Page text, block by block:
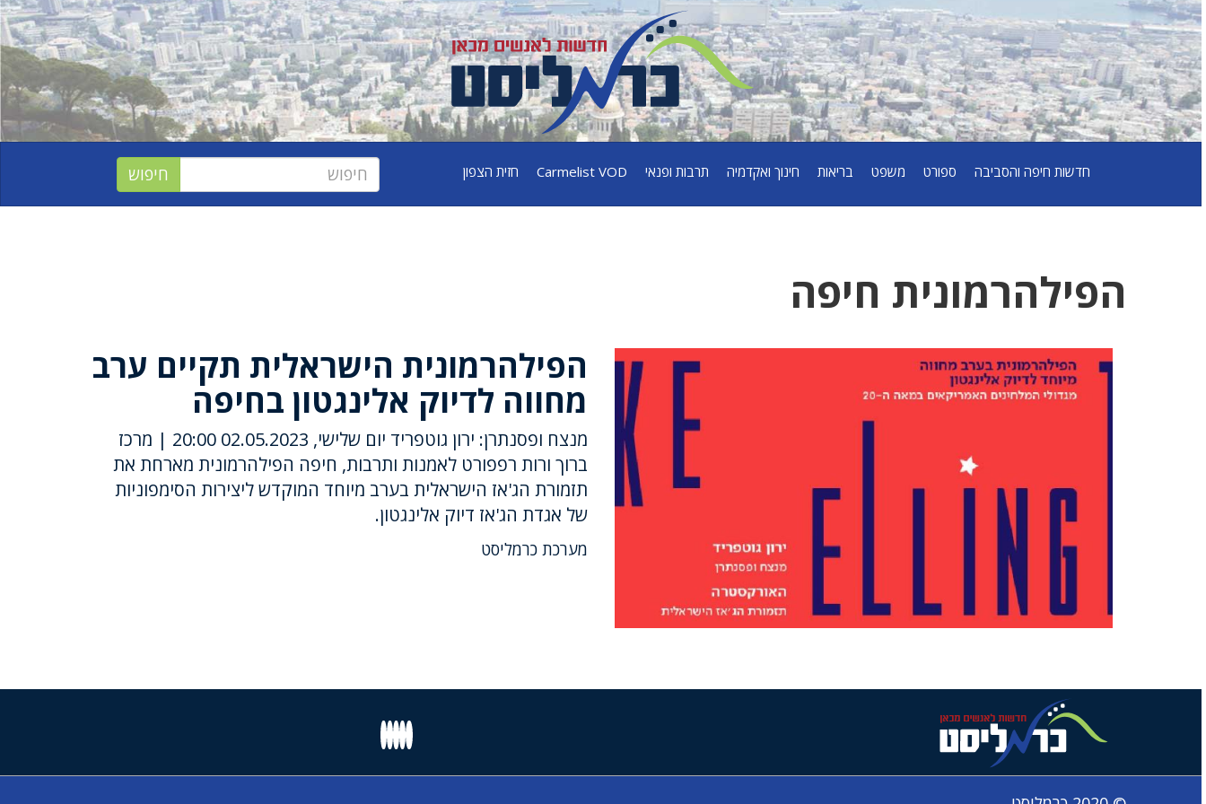
חדשות חיפה והסביבה ספורט משפט בריאות חינוך ואקדמיה תרבות ופנאי Carmelist VOD חזית הצפון
הפילהרמונית חיפה
הפילהרמונית הישראלית תקיים ערב
מחווה לדיוק אלינגטון בחיפה
מנצח ופסנתרן: ירון גוטפריד יום שלישי, 02.05.2023 20:00 | מרכז
ברוך ורות רפפורט לאמנות ותרבות, חיפה הפילהרמונית מארחת את
תזמורת הג'אז הישראלית בערב מיוחד המוקדש ליצירות הסימפוניות
של אגדת הג'אז דיוק אלינגטון.
מערכת כרמליסט